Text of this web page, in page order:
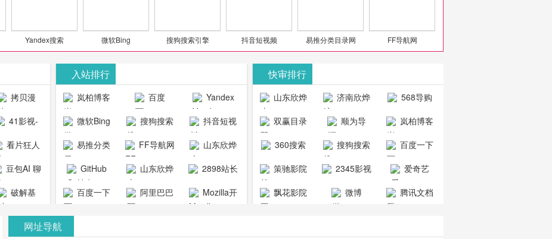
Yandex搜索 微软Bing 搜狗搜索引擎 抖音短视频 易推分类目录网 FF导航网
拷贝漫
画-官网
动漫综合
41影视-
合最近好
的电视剧
新电影网
-41影视为
全短剧电
看片狂人
清视频资
免费在线
观看
豆包AI 聊
智能对话
网页版入口
破解基
合当前互
入站排行
岚柏博客 百度
Yandex
搜索
微软Bing
搜狗搜索
引擎
抖音短视
频
易推分类
目录网
FF导航网
山东欣烨
化工有限公
GitHub
山东欣烨
生物科技有
2898站长
资源平台
百度一下
阿里巴巴
Mozilla开
快审排行
山东欣烨
生物科技有
济南欣烨
科技有限公
568导购
网
双赢目录
顺为导
航-办公运营
岚柏博客
360搜索
搜狗搜索
百度一下
策驰影院
2345影视
大全
爱奇艺
VIP会员
飘花影院
微博 腾讯文档
网址导航